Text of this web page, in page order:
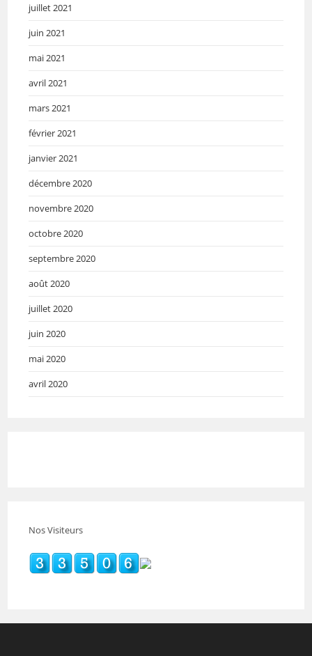
juillet 2021
juin 2021
mai 2021
avril 2021
mars 2021
février 2021
janvier 2021
décembre 2020
novembre 2020
octobre 2020
septembre 2020
août 2020
juillet 2020
juin 2020
mai 2020
avril 2020
Nos Visiteurs